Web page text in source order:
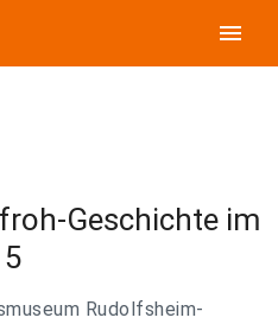
menu
Geschichte im
Rudolfsheim-